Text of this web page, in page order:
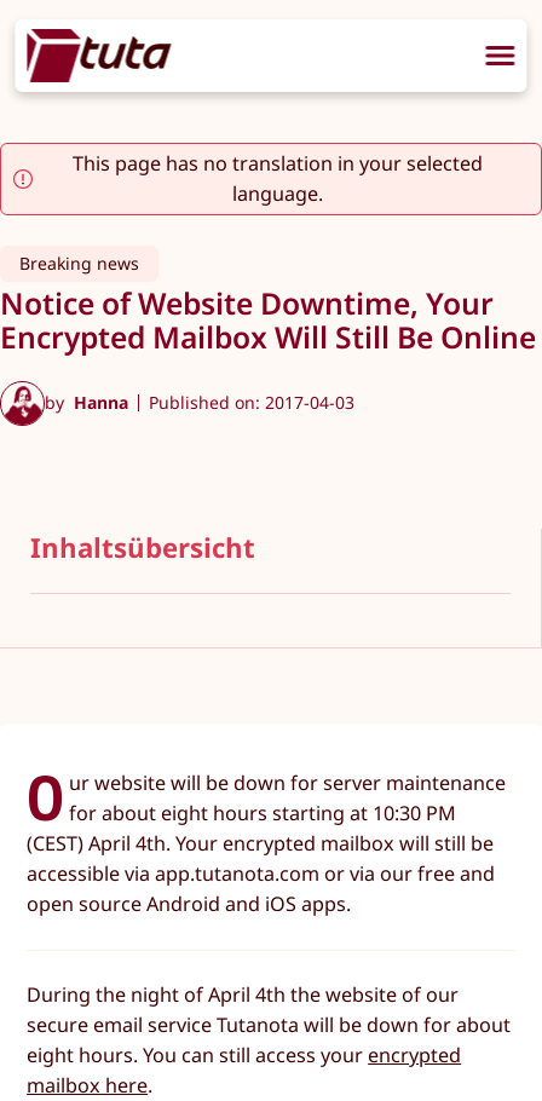
This page has no translation in your selected
language.
Breaking news
Notice of Website Downtime, Your
Encrypted Mailbox Will Still Be Online
by Hanna Published on: 2017-04-03
Inhaltsübersicht
O ur website will be down for server maintenance
for about eight hours starting at 10:30 PM
(CEST) April 4th. Your encrypted mailbox will still be
accessible via app.tutanota.com or via our free and
open source Android and iOS apps.
During the night of April 4th the website of our
secure email service Tutanota will be down for about
eight hours. You can still access your encrypted
mailbox here.